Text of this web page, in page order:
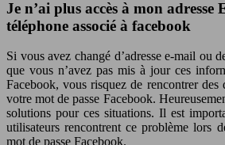
Je n’ai plus accès à mon
téléphone associé à facebook
Si vous avez changé d’adresse e-mail ou
que vous n’avez pas mis à jour ces
Facebook, vous risquez de rencontrer
votre mot de passe Facebook.
solutions pour ces situations. Il est
utilisateurs rencontrent ce problème lors
mot de passe Facebook.